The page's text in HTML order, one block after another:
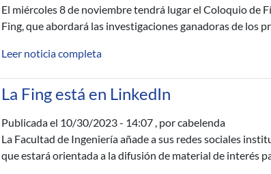
El miércoles 8 de noviembre tendrá lugar el Coloquio de
Fing, que abordará las investigaciones ganadoras de los
Leer noticia completa
La Fing está en LinkedIn
Publicada el 10/30/2023 - 14:07 , por cabelenda
La Facultad de Ingeniería añade a sus redes sociales
que estará orientada a la difusión de material de interés